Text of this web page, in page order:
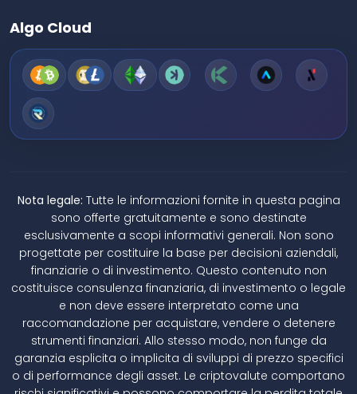
Algo Cloud
Nota legale: Tutte le informazioni fornite in questa pagina
sono offerte gratuitamente e sono destinate
esclusivamente a scopi informativi generali. Non sono
progettate per costituire la base per decisioni aziendali,
finanziarie o di investimento. Questo contenuto non
costituisce consulenza finanziaria, di investimento o legale
e non deve essere interpretato come una
raccomandazione per acquistare, vendere o detenere
strumenti finanziari. Allo stesso modo, non funge da
garanzia esplicita o implicita di sviluppi di prezzo specifici
o di performance degli asset. Le criptovalute comportano